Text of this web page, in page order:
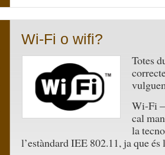
Wi-Fi o wifi?
Totes
Wi-Fi
cal
la
l’estàndard IEE 802.11, ja que